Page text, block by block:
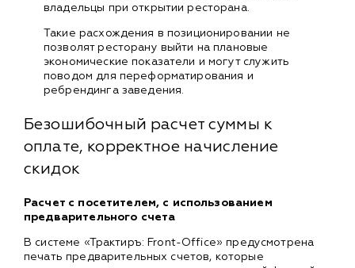
владельцы при открытии ресторана.
Такие расхождения в позиционировании не
позволят ресторану выйти на плановые
экономические показатели и могут служить
поводом для переформатирования и
ребрендинга заведения.
Безошибочный расчет суммы к
оплате, корректное начисление
скидок
Расчет с посетителем, с использованием
предварительного счета
В системе «Трактиръ: Front-Office» предусмотрена
печать предварительных счетов, которые